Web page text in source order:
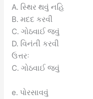
A. સ્થિર થવું નહિ
B. મદદ કરવી
C. ગોઠવાઈ જવું
D. વિનંતી કરવી
ઉત્તરઃ
C. ગોઠવાઈ જવું
e. પોરસાવવું